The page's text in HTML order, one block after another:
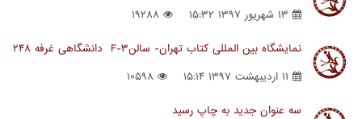
نمایشگاه بین المللی کتاب تهران- سالنF-۳ دانشگاهی غرفه ۲۴۸
سه عنوان جدید به چاپ رسید